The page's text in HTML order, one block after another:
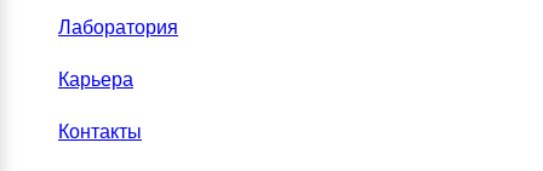
Лаборатория
Карьера
Контакты